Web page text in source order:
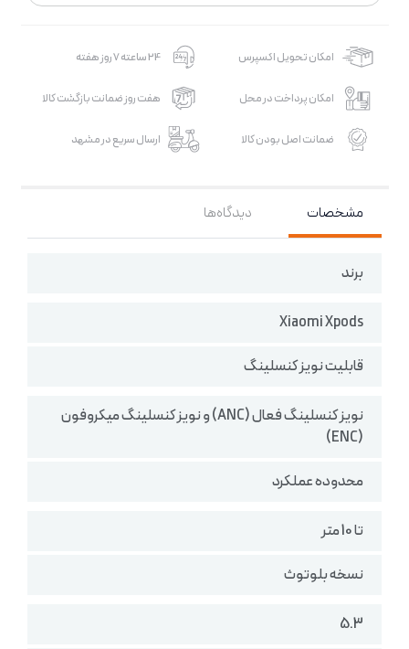
امکان تحویل اکسپرس 24 ساعته 7 روز هفته
امکان پرداخت در محل هفت روز ضمانت بازگشت کالا
ضمانت اصل بودن کالا ارسال سریع در مشهد
مشخصات دیدگاه‌ها
برند
Xiaomi Xpods
قابلیت نویز کنسلینگ
نویز کنسلینگ فعال (ANC) و نویز کنسلینگ میکروفون
(ENC)
محدوده عملکرد
تا 10 متر
نسخه بلوتوث
5.3